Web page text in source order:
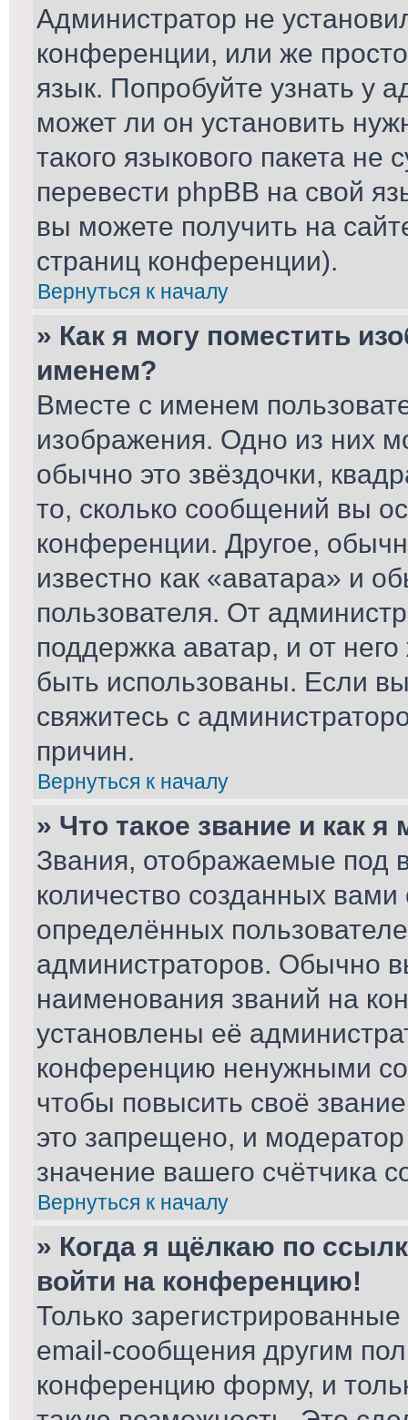
Администратор не
конференции, или же
язык. Попробуйте узнать у
может ли он установить
такого языкового пакета
перевести phpBB на свой
вы можете получить на
страниц конференции).
Вернуться к началу
» Как я могу поместить
именем?
Вместе с именем
изображения. Одно из них
обычно это звёздочки,
то, сколько сообщений вы
конференции. Другое,
известно как «аватара» и
пользователя. От
поддержка аватар, и от
быть использованы. Если
свяжитесь с
причин.
Вернуться к началу
» Что такое звание и как я
Звания, отображаемые
количество созданных
определённых
администраторов. Обычно
наименования званий на
установлены её
конференцию ненужными
чтобы повысить своё
это запрещено, и
значение вашего счётчика
Вернуться к началу
» Когда я щёлкаю по
войти на конференцию!
Только
email-сообщения другим
конференцию форму, и